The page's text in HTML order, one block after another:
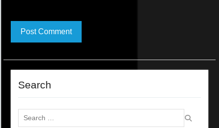
Search
Search
for: